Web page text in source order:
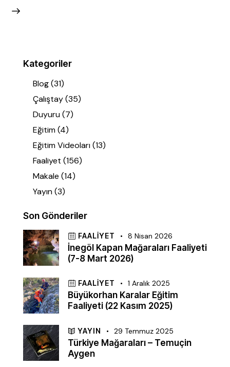
Kategoriler
Blog(31)
Çalıştay(35)
Duyuru(7)
Eğitim(4)
Eğitim Videoları(13)
Faaliyet (156)
Makale (14)
Yayın(3)
Son Gönderiler
FAALIYET 8 Nisan 2026
İnegöl Kapan Mağaraları Faaliyeti
(7-8 Mart 2026)
FAALIYET 1 Aralık 2025
Büyükorhan Karalar Eğitim
Faaliyeti (22 Kasım 2025)
YAYIN 29 Temmuz 2025
Türkiye Mağaraları – Temuçin
Aygen